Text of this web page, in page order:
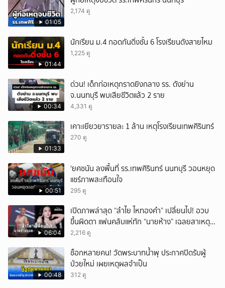
01:05
2,174 ดู
01:44
นักเรียน ม.4 กอดกันดิ่งชั้น 6 โรงเรียนดังสายไหม
1,225 ดู
00:34
ด่วน! เด็กก่อเหตุกราดยิงกลาง รร. ดังย่าน
จ.นนทบุรี พบเสียชีวิตแล้ว 2 ราย
4,331 ดู
01:33
เคาะเยียวยารายละ 1 ล้าน เหตุโรงเรียนเทพศิรินทร์
270 ดู
00:51
'ยศชนัน ลงพื้นที่ รร.เทพศิรินทร์ นนทบุรี วอนหยุด
แชร์ภาพสะเทือนใจ
295 ดู
06:04
เปิดภาพล่าสุด “ลำไย ไหทองคำ” เปลี่ยนไป! อวบ
ขึ้นผิดตา แฟนคลับแห่ทัก “นายห้าง” เฉลยสาเหตุ
ชัด!
2,216 ดู
00:48
ช็อกหลายคน! วัดพระบาทน้ำพุ ประกาศปิดรับผู้
ป่วยใหม่ เผยเหตุผลจำเป็น
312 ดู